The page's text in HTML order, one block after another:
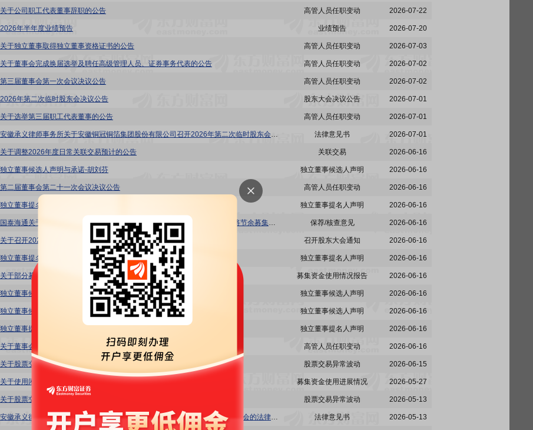
于公司职工代表董事辞职的公告 高管人员任职变动 2026-07-22
年半年度业绩预告 业绩预告 2026-07-20
于独立董事取得独立董事资格证书的公告 高管人员任职变动 2026-07-03
于董事会完成换届选举及聘任高级管理人员、证券事务代表的公告 高管人员任职变动 2026-07-02
三届董事会第一次会议决议公告 高管人员任职变动 2026-07-02
年第二次临时股东会决议公告 股东大会决议公告 2026-07-01
于选举第三届职工代表董事的公告 高管人员任职变动 2026-07-01
铜冠铜箔:安徽承义律师事务所关于安徽铜冠铜箔集团股份有限公司召开2026年第二次临时股东会的法律意见书 法律意见书 2026-07-01
于调整2026年度日常关联交易预计的公告 关联交易 2026-06-16
立董事候选人声明与承诺-胡刘芬 独立董事候选人声明 2026-06-16
二届董事会第二十一次会议决议公告 高管人员任职变动 2026-06-16
立董事提名人声明与承诺-胡刘芬 独立董事提名人声明 2026-06-16
铜冠铜箔:国泰海通关于安徽铜冠铜箔集团股份有限公司部分募集资金投资项目结项并将节余募集资金永久补充流动资金的核查意见 保荐/核查意见 2026-06-16
于召开2026年第二次临时股东会的通知 召开股东大会通知 2026-06-16
立董事提名人声明与承诺-徐淑萍 独立董事提名人声明 2026-06-16
于部分募集资金投资项目结项并将节余募集资金永久补充流动资金的公告 募集资金使用情况报告 2026-06-16
立董事候选人声明与承诺-魏海根 独立董事候选人声明 2026-06-16
立董事候选人声明与承诺-徐淑萍 独立董事候选人声明 2026-06-16
立董事提名人声明与承诺-魏海根 独立董事提名人声明 2026-06-16
于董事会换届选举的公告 高管人员任职变动 2026-06-16
于股票交易异常波动的公告 股票交易异常波动 2026-06-15
于使用闲置募集资金进行现金管理的进展公告 募集资金使用进展情况 2026-05-27
于股票交易严重异常波动的公告 股票交易异常波动 2026-05-13
铜冠铜箔:安徽承义律师事务所关于安徽铜冠铜箔集团股份有限公司召开2025年年度股东会的法律意见书 法律意见书 2026-05-13